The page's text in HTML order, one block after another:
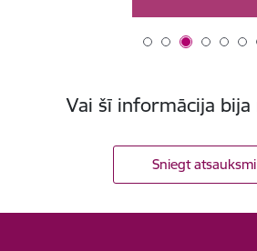
Vai šī informācija bija
Sniegt atsauksmi